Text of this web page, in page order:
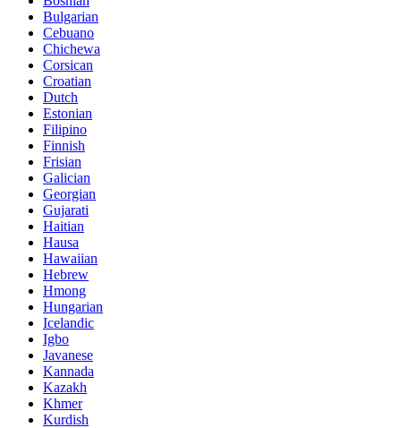
Bulgarian
Cebuano
Chichewa
Corsican
Croatian
Dutch
Estonian
Filipino
Finnish
Frisian
Galician
Georgian
Gujarati
Haitian
Hausa
Hawaiian
Hebrew
Hmong
Hungarian
Icelandic
Igbo
Javanese
Kannada
Kazakh
Khmer
Kurdish